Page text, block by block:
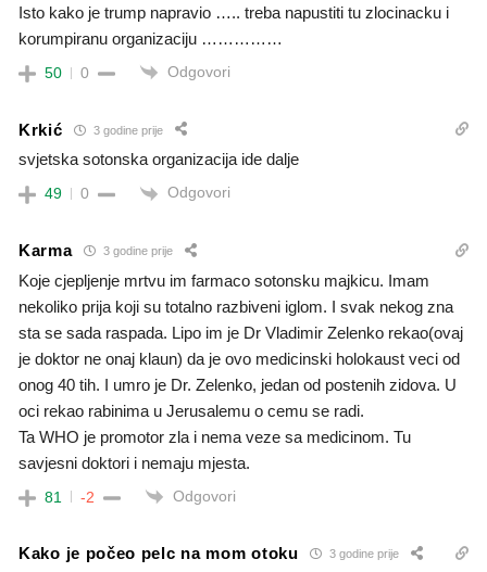
Isto kako je trump napravio ….. treba napustiti tu zlocinacku i
korumpiranu organizaciju ……………
50 0 Odgovori
Krkić 3 godine prije
svjetska sotonska organizacija ide dalje
49 0 Odgovori
Karma 3 godine prije
Koje cjepljenje mrtvu im farmaco sotonsku majkicu. Imam
nekoliko prija koji su totalno razbiveni iglom. I svak nekog zna
sta se sada raspada. Lipo im je Dr Vladimir Zelenko rekao(ovaj
je doktor ne onaj klaun) da je ovo medicinski holokaust veci od
onog 40 tih. I umro je Dr. Zelenko, jedan od postenih zidova. U
oci rekao rabinima u Jerusalemu o cemu se radi.
Ta WHO je promotor zla i nema veze sa medicinom. Tu
savjesni doktori i nemaju mjesta.
81 -2 Odgovori
Kako je počeo pelc na mom otoku 3 godine prije